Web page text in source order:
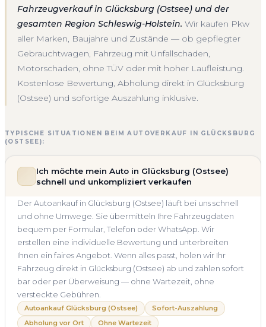
Fahrzeugverkauf in Glücksburg (Ostsee) und der
gesamten Region Schleswig-Holstein. Wir kaufen Pkw
aller Marken, Baujahre und Zustände — ob gepflegter
Gebrauchtwagen, Fahrzeug mit Unfallschaden,
Motorschaden, ohne TÜV oder mit hoher Laufleistung.
Kostenlose Bewertung, Abholung direkt in Glücksburg
(Ostsee) und sofortige Auszahlung inklusive.
TYPISCHE SITUATIONEN BEIM AUTOVERKAUF IN GLÜCKSBURG
(OSTSEE):
Ich möchte mein Auto in Glücksburg (Ostsee)
schnell und unkompliziert verkaufen
Der Autoankauf in Glücksburg (Ostsee) läuft bei uns schnell
und ohne Umwege. Sie übermitteln Ihre Fahrzeugdaten
bequem per Formular, Telefon oder WhatsApp. Wir
erstellen eine individuelle Bewertung und unterbreiten
Ihnen ein faires Angebot. Wenn alles passt, holen wir Ihr
Fahrzeug direkt in Glücksburg (Ostsee) ab und zahlen sofort
bar oder per Überweisung — ohne Wartezeit, ohne
versteckte Gebühren.
Autoankauf Glücksburg (Ostsee)
Sofort-Auszahlung
Abholung vor Ort
Ohne Wartezeit